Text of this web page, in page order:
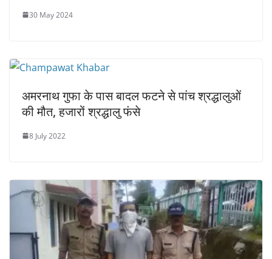
30 May 2024
अमरनाथ गुफा के पास बादल फटने से पांच श्रद्धालुओं
की मौत, हजारों श्रद्धालु फंसे
8 July 2022